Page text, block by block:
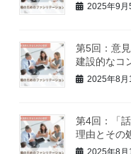
2025年9月
第5回：意
建設的なコ
2025年8月
第4回：「
理由とその
2025年8月